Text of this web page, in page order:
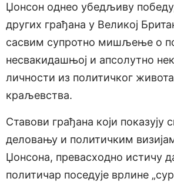
Џонсон однео убедљиву
других грађана у Великој
сасвим супротно мишљење о
несвакидашњој и апсолутно
личности из политичког
краљевства.
Ставови грађана који показују
деловању и политичким
Џонсона, превасходно истичу
политичар поседује врлине